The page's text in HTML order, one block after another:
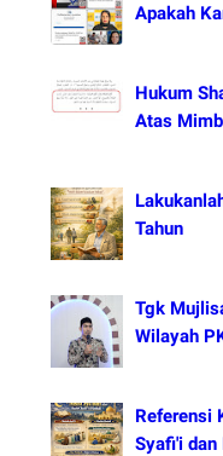
Apakah
Hukum
Atas
Tahun
Tgk
Wilayah
Referensi
Syafi'i